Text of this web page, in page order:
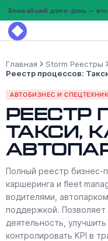
Главная Storm Реестры
Реестр процессов:
АВТОБИЗНЕС И
Реестр
Такси,
Полный реестр бизнес-
каршеринга и fleet
водителями,
поддержкой.
деятельность,
контролировать KPI в